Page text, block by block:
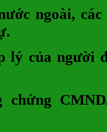
ngoài,
lý của người
chứng